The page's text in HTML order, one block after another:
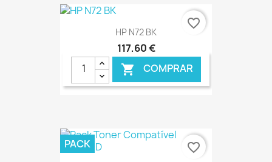
€ ONLINE
HP N72 BK
117,60 €
 COMPRAR
€ ONLINE
favorite_border
PACK favorite_border